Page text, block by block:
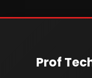
Prof